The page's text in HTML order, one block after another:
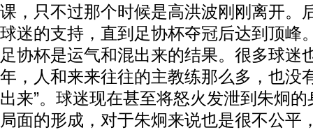
课，只不过那个时候是高洪波刚刚离开。
球迷的支持，直到足协杯夺冠后达到顶峰
足协杯是运气和混出来的结果。很多球迷
年，人和来来往往的主教练那么多，也没
出来”。球迷现在甚至将怒火发泄到朱炯
局面的形成，对于朱炯来说也是很不公平